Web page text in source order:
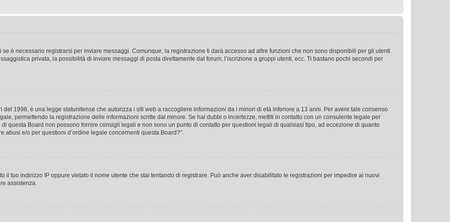
è necessario registrarsi per inviare messaggi. Comunque, la registrazione ti darà accesso ad altre funzioni che non sono disponibili per gli utenti
privata, la possibilità di inviare messaggi di posta direttamente dal forum, l’iscrizione a gruppi utenti, ecc. Ti bastano pochi secondi per
1998, è una legge statunitense che autorizza i siti web a raccogliere informazioni da i minori di età inferiore a 13 anni. Per avere tale consenso
permettendo la registrazione delle informazioni scritte dal minore. Se hai dubbi o incertezze, mettiti in contatto con un consulente legale per
questa Board non possono fornire consigli legali e non sono un punto di contatto per questioni legali di qualsiasi tipo, ad eccezione di quanto
abusi e/o per questioni d’ordine legale concernenti questa Board?”.
il tuo indirizzo IP oppure vietato il nome utente che stai tentando di registrare. Può anche aver disabilitato le registrazioni per impedire ai nuovi
assistenza.